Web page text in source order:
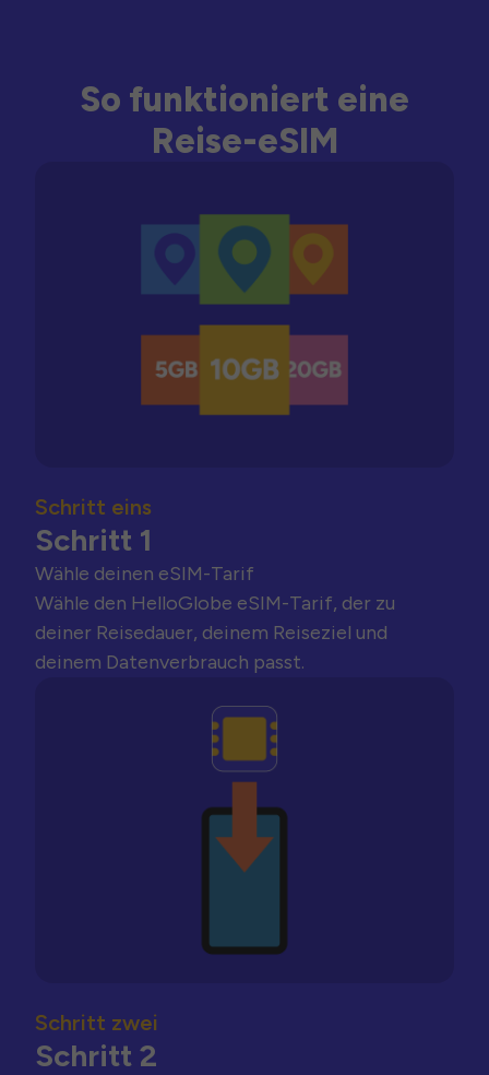
So funktioniert eine
Reise-eSIM
Schritt eins
Schritt 1
Wähle deinen eSIM-Tarif
Wähle den HelloGlobe eSIM-Tarif, der zu
deiner Reisedauer, deinem Reiseziel und
deinem Datenverbrauch passt.
Schritt zwei
Schritt 2